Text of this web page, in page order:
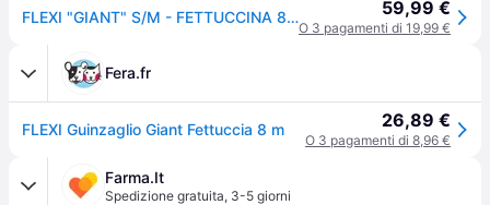
FLEXI "GIANT" S/M - FETTUCCINA 8 m MAX 25 KG 59,99 €
O 3 pagamenti di 19,99 €
Fera.fr
FLEXI Guinzaglio Giant Fettuccia 8 m 26,89 €
O 3 pagamenti di 8,96 €
Farma.It
Spedizione gratuita, 3-5 giorni